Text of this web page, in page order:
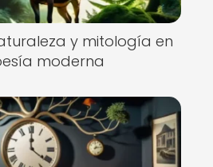
y mitología en
moderna